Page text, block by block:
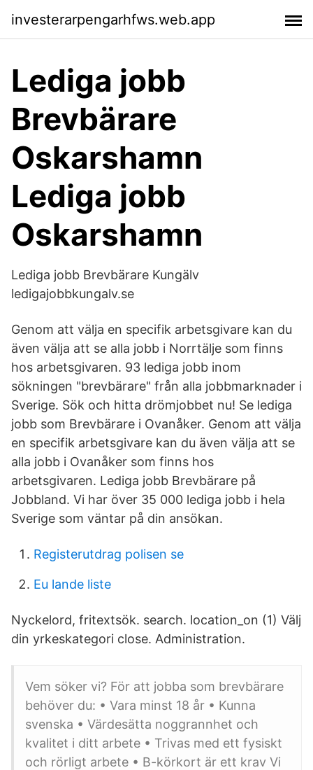
investerarpengarhfws.web.app
Lediga jobb
Brevbärare
Oskarshamn
Lediga jobb
Oskarshamn
Lediga jobb Brevbärare Kungälv
ledigajobbkungalv.se
Genom att välja en specifik arbetsgivare kan du
även välja att se alla jobb i Norrtälje som finns
hos arbetsgivaren. 93 lediga jobb inom
sökningen "brevbärare" från alla jobbmarknader i
Sverige. Sök och hitta drömjobbet nu! Se lediga
jobb som Brevbärare i Ovanåker. Genom att välja
en specifik arbetsgivare kan du även välja att se
alla jobb i Ovanåker som finns hos
arbetsgivaren. Lediga jobb Brevbärare på
Jobbland. Vi har över 35 000 lediga jobb i hela
Sverige som väntar på din ansökan.
Registerutdrag polisen se
Eu lande liste
Nyckelord, fritextsök. search. location_on (1) Välj
din yrkeskategori close. Administration.
Vem söker vi? För att jobba som brevbärare
behöver du: • Vara minst 18 år • Kunna
svenska • Värdesätta noggrannhet och
kvalitet i ditt arbete • Trivas med ett fysiskt
och rörligt arbete • B-körkort är ett krav Vi